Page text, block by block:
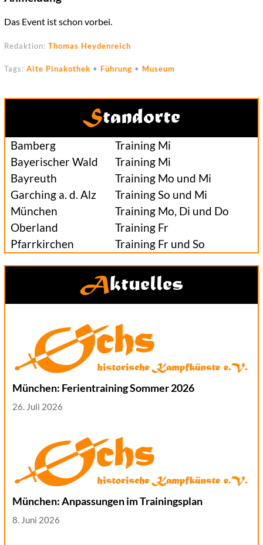
Das Event ist schon vorbei.
Redaktion:Thomas Heydenreich
Tags:Alte Pinakothek • Führung • Museum
Standorte
Bamberg
Training Mi
Bayerischer Wald
Training Mi
Bayreuth
Training Mo und Mi
Garching a. d. Alz
Training So und Mi
München
Training Mo, Di und Do
Oberland
Training Fr
Pfarrkirchen
Training Fr und So
Aktuelles
München: Ferientraining Sommer 2026
26. Juli 2026
München: Anpassungen im Trainingsplan
8. Juni 2026